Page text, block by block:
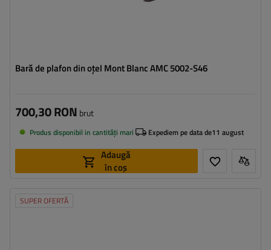
Bară de plafon din oțel Mont Blanc AMC 5002-S46
700,30 RON brut
Produs disponibil in cantități mari Expediem pe data de11 august
Adaugă
în coș
SUPER OFERTĂ